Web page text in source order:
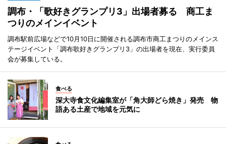
調布・「歌好きグランプリ3」出場者募る 商工ま
つりのメインイベント
調布駅前広場などで10月10日に開催される調布市商工まつりのメインス
テージイベント「調布歌好きグランプリ3」の出場者を現在、実行委員
会が募集している。
食べる
深大寺食文化編集室が「角大師どら焼き」発売 物
語ある土産で地域を元気に